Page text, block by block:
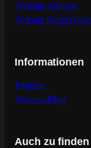
Website-Analyse
Website Report
Informationen
Projekte
Wissens-Blog
Auch zu